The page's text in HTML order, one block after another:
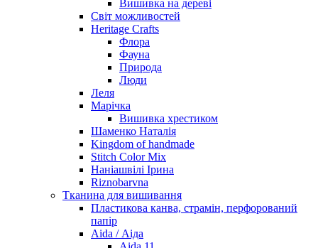
Вишивка на дереві
Світ можливостей
Heritage Crafts
Флора
Фауна
Природа
Люди
Леля
Марічка
Вишивка хрестиком
Шаменко Наталія
Kingdom of handmade
Stitch Color Mix
Наніашвілі Ірина
Riznobarvna
Тканина для вишивання
Пластикова канва, страмін, перфорований
папір
Aida / Аіда